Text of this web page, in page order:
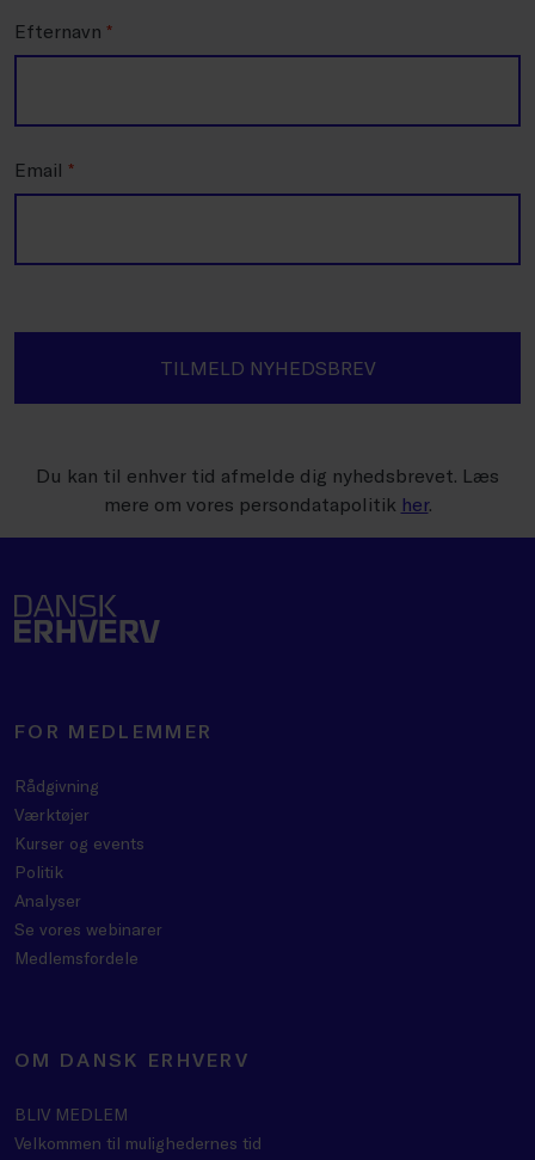
Efternavn *
Email *
TILMELD NYHEDSBREV
Du kan til enhver tid afmelde dig nyhedsbrevet. Læs
mere om vores persondatapolitik her.
FOR MEDLEMMER
Rådgivning
Værktøjer
Kurser og events
Politik
Analyser
Se vores webinarer
Medlemsfordele
OM DANSK ERHVERV
BLIV MEDLEM
Velkommen til mulighedernes tid